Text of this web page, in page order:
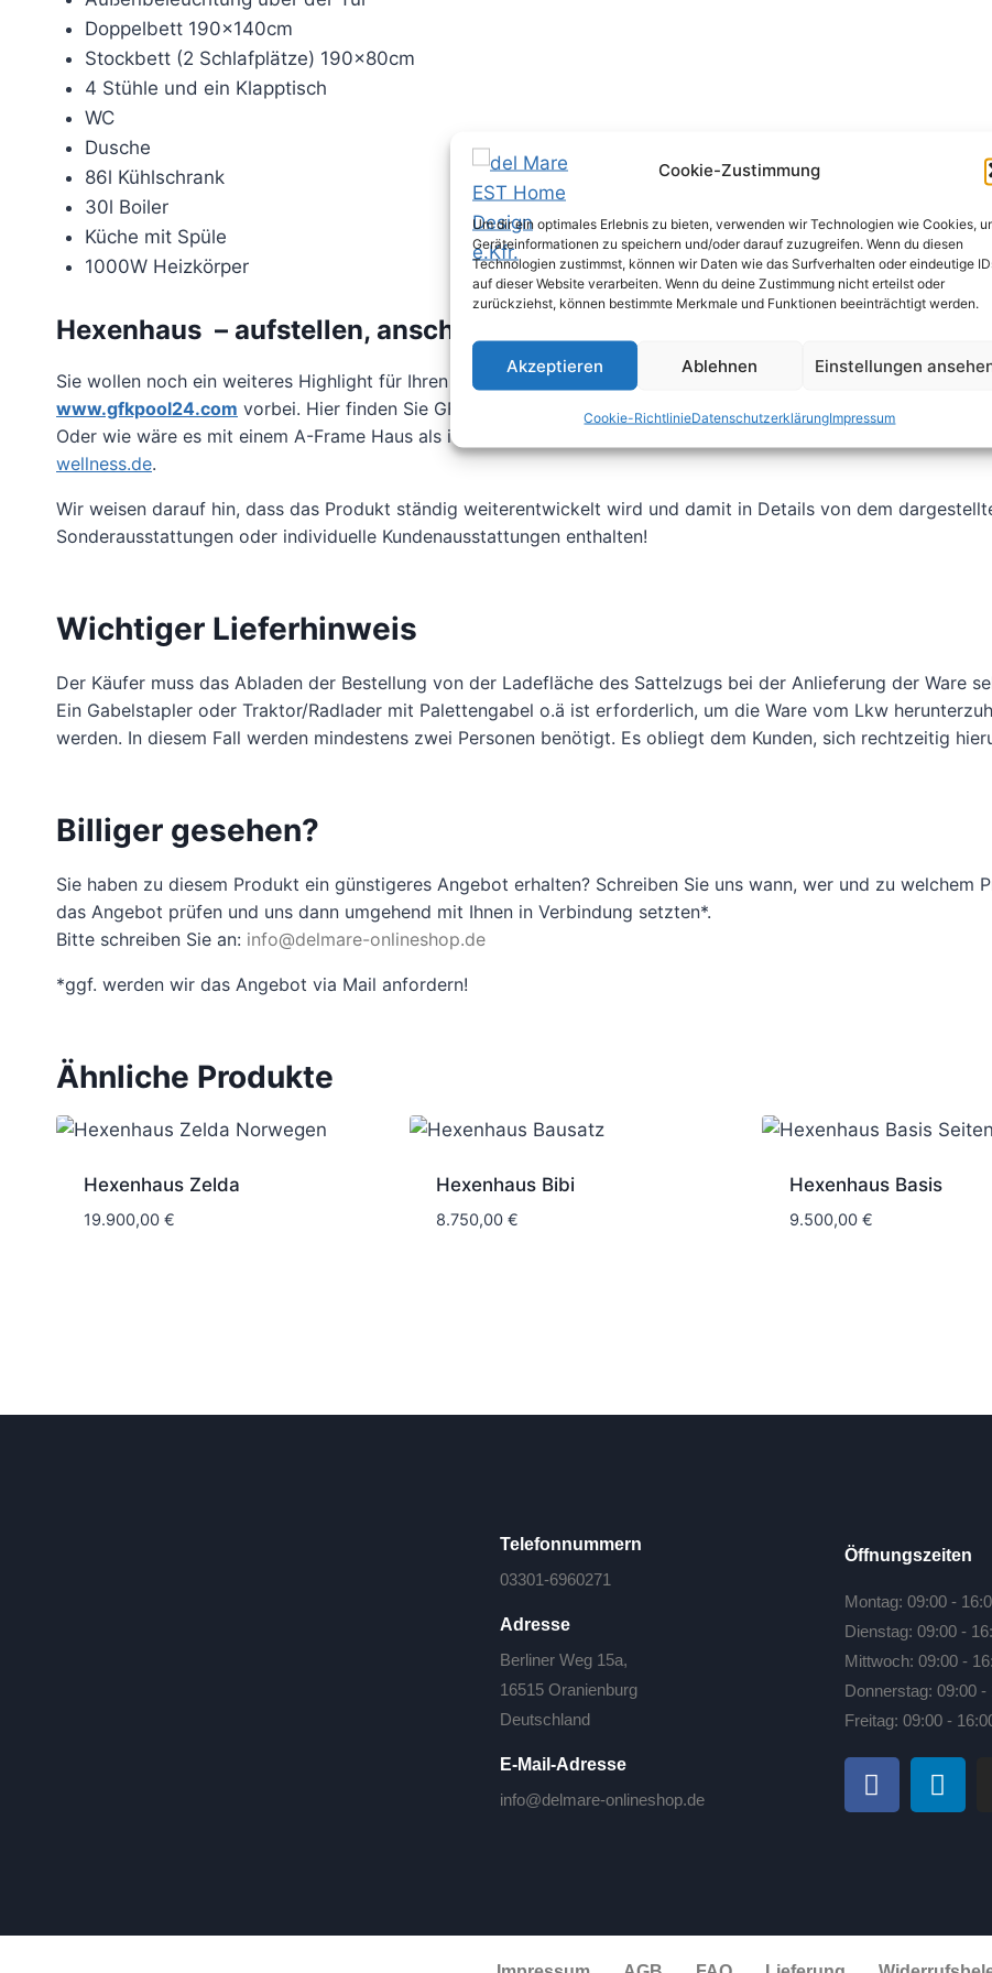
Cookie-Zustimmung
Um dir ein optimales Erlebnis zu bieten, verwenden wir Technologien wie Cookies,
Geräteinformationen zu speichern und/oder darauf zuzugreifen. Wenn du diesen
Technologien zustimmst, können wir Daten wie das Surfverhalten oder eindeutige
auf dieser Website verarbeiten. Wenn du deine Zustimmung nicht erteilst oder
zurückziehst, können bestimmte Merkmale und Funktionen beeinträchtigt werden.
Akzeptieren Ablehnen Einstellungen
Cookie-RichtlinieDatenschutzerklärungImpressum
Doppelbett 190x140cm
Stockbett (2 Schlafplätze) 190x80cm
4 Stühle und ein Klapptisch
WC
Dusche
86l Kühlschrank
30l Boiler
Küche mit Spüle
1000W Heizkörper
Hexenhaus – aufstellen, anschließen und FERTIG.
Sie wollen noch ein weiteres Highlight für Ihren Garten oder Terrasse? Wie wäre es mit einem GFK Pool?
www.gfkpool24.com vorbei. Hier finden Sie GFK Pools, Überdachungen und Zubehör.
Oder wie wäre es mit einem A-Frame Haus als ideale Ergänzung zum
? Badezuber
wellness.de.
Wir weisen darauf hin, dass das Produkt ständig weiterentwickelt wird und damit in Details von dem
Sonderausstattungen oder individuelle Kundenausstattungen enthalten!
Wichtiger Lieferhinweis
Der Käufer muss das Abladen der Bestellung von der Ladefläche des Sattelzugs bei der Anlieferung der Ware
Ein Gabelstapler oder Traktor/Radlader mit Palettengabel o.ä ist erforderlich, um die Ware vom Lkw
werden. In diesem Fall werden mindestens zwei Personen benötigt. Es obliegt dem Kunden, sich rechtzeitig
Billiger gesehen?
Sie haben zu diesem Produkt ein günstigeres Angebot erhalten? Schreiben Sie uns wann, wer und zu welchem
das Angebot prüfen und uns dann umgehend mit Ihnen in Verbindung setzten*.
Bitte schreiben Sie an: info@delmare-onlineshop.de
*ggf. werden wir das Angebot via Mail anfordern!
Ähnliche Produkte
Hexenhaus Zelda
19.900,00 €
Hexenhaus Bibi
8.750,00 €
Hexenhaus Basis
9.500,00 €
Telefonnummern
03301-6960271
Adresse
Berliner Weg 15a,
16515 Oranienburg
Deutschland
E-Mail-Adresse
info@delmare-onlineshop.de
Öffnungszeiten
Montag: 09:00 -
Dienstag: 09:00 -
Mittwoch: 09:00 -
Donnerstag: 09:00 -
Freitag: 09:00 -